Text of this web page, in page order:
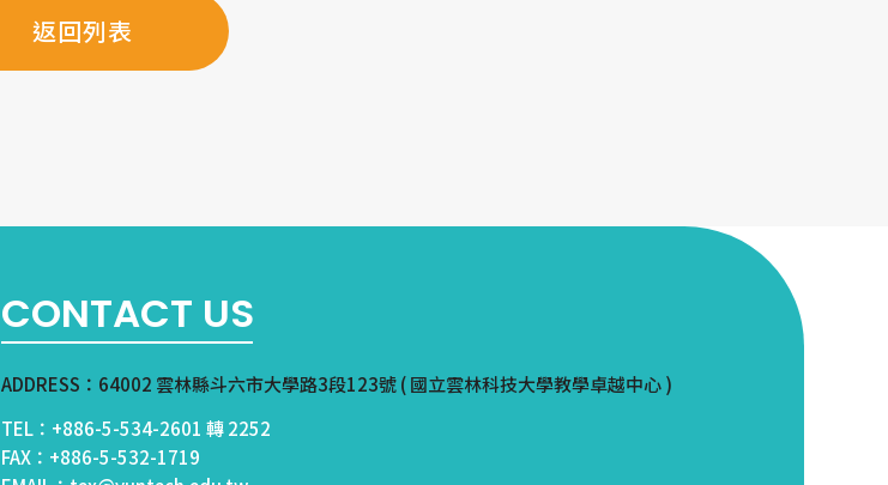
返回列表
CONTACT US
ADDRESS：64002 雲林縣斗六市大學路3段123號 ( 國立雲林科技大學教學卓越中心 )
TEL：+886-5-534-2601 轉 2252
FAX：+886-5-532-1719